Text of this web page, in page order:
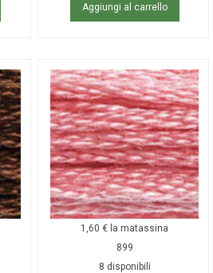
Aggiungi al carrello
1,60€ la matassina
899
8 disponibili